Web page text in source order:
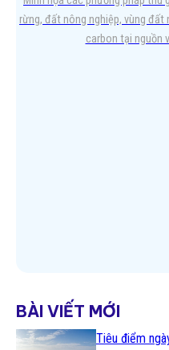
rừng, đất nông nghiệp, vùng
carbon tại nguồn
BÀI VIẾT MỚI
Tiêu điểm